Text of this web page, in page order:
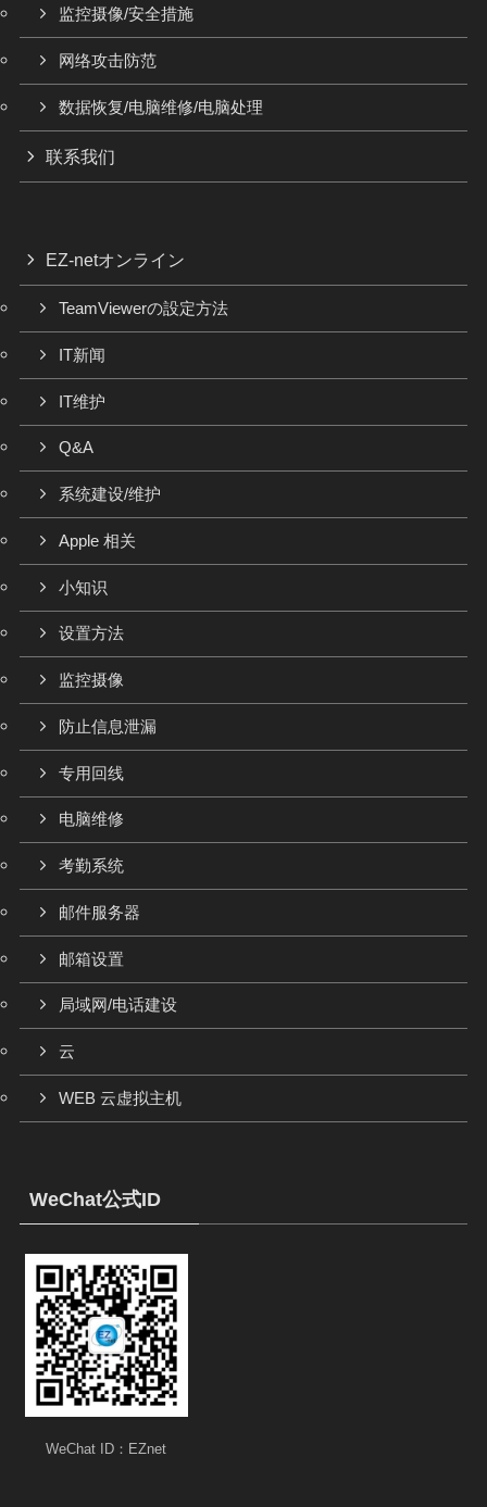
监控摄像/安全措施
网络攻击防范
数据恢复/电脑维修/电脑处理
联系我们
EZ-netオンライン
TeamViewerの設定方法
IT新闻
IT维护
Q&A
系统建设/维护
Apple 相关
小知识
设置方法
监控摄像
防止信息泄漏
专用回线
电脑维修
考勤系统
邮件服务器
邮箱设置
局域网/电话建设
云
WEB 云虚拟主机
WeChat公式ID
WeChat ID：EZnet